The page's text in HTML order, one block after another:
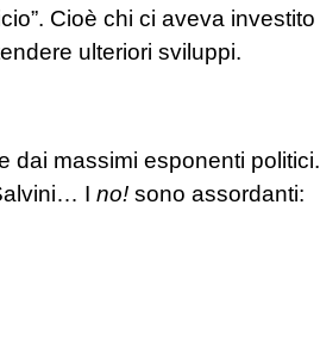
Cioè chi ci aveva investito
ulteriori sviluppi.
dai massimi esponenti politici.
I no! sono assordanti: